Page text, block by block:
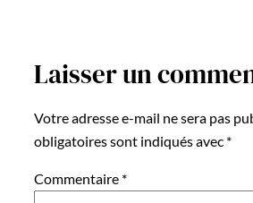
Laisser un
Votre adresse e-mail ne sera pas
obligatoires sont indiqués avec *
Commentaire *